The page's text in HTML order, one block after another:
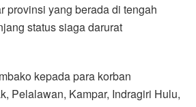
provinsi yang berada di tengah
status siaga darurat
kepada para korban
Pelalawan, Kampar, Indragiri Hulu,